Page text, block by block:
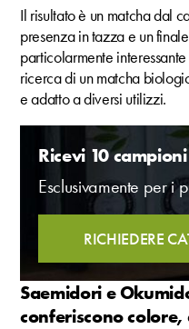
Il risultato è un matcha dal
presenza in tazza e un
particolarmente
ricerca di un matcha
e adatto a diversi utilizzi.
Ricevi 10
Esclusivamente per i
RICHIEDERE
Saemidori e
conferiscono